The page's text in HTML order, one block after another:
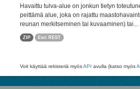
Havaittu tulva-alue on jonkun tietyn
peittämä alue, joka on rajattu
reunan merkitseminen tai kuvaaminen) tai...
ZIP Esri REST
Voit käyttää rekisteriä myösAPI avulla (katso myös